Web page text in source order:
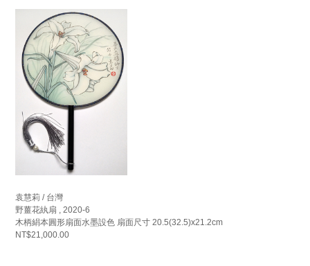
袁慧莉 / 台灣
野薑花紈扇 , 2020-6
木柄絹本圓形扇面水墨設色 扇面尺寸 20.5(32.5)x21.2cm
NT$21,000.00